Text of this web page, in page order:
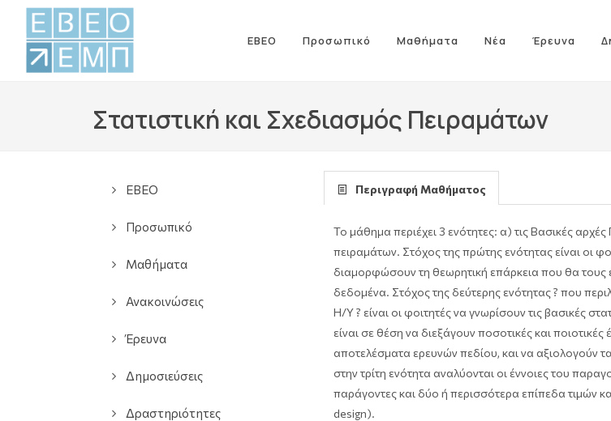
ΕΒΕΟ Προσωπικό Μαθήματα Νέα Έρευνα
Στατιστική και Σχεδιασμός Πειραμάτων
Περιγραφή Μαθήματος
Το μάθημα περιέχει 3 ενότητες: α) τις Βασικές
πειραμάτων. Στόχος της πρώτης ενότητας είναι οι
διαμορφώσουν τη θεωρητική επάρκεια που θα τους
δεδομένα. Στόχος της δεύτερης ενότητας ? που
Η/Υ ? είναι οι φοιτητές να γνωρίσουν τις βασικές
είναι σε θέση να διεξάγουν ποσοτικές και
αποτελέσματα ερευνών πεδίου, και να αξιολογούν
στην τρίτη ενότητα αναλύονται οι έννοιες του
παράγοντες και δύο ή περισσότερα επίπεδα τιμών
design).
ΕΒΕΟ
Προσωπικό
Μαθήματα
Ανακοινώσεις
Έρευνα
Δημοσιεύσεις
Δραστηριότητες